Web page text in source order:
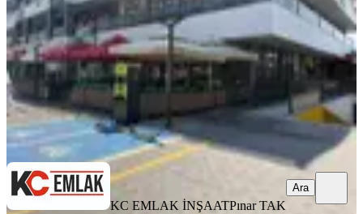
186 m² · 08.08.2026
150.000 ₺
KC EMLAK İNŞAAT Pınar TAK
Ara
KC EMLAK İNŞAATPınar TAK
Ara